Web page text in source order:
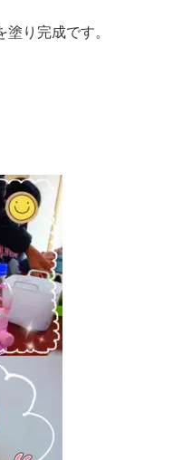
り完成です。